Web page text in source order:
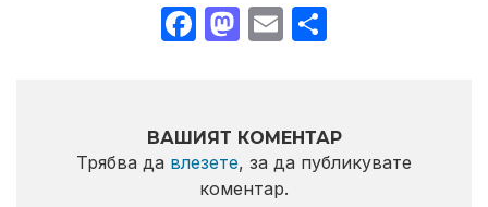
Facebook
Mastodon
Email
ВАШИЯТ КОМЕНТАР
Трябва да влезете, за да публикувате
коментар.